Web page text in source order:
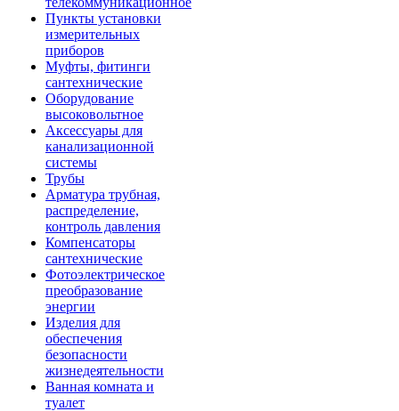
Пункты установки
измерительных
приборов
Муфты, фитинги
сантехнические
Оборудование
высоковольтное
Аксессуары для
канализационной
системы
Трубы
Арматура трубная,
распределение,
контроль давления
Компенсаторы
сантехнические
Фотоэлектрическое
преобразование
энергии
Изделия для
обеспечения
безопасности
жизнедеятельности
Ванная комната и
туалет